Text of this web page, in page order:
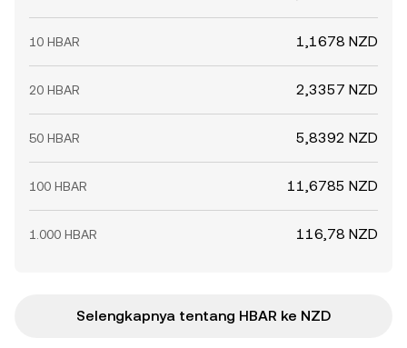
10 HBAR 1,1678 NZD
20 HBAR 2,3357 NZD
50 HBAR 5,8392 NZD
100 HBAR 11,6785 NZD
1.000 HBAR 116,78 NZD
Selengkapnya tentang HBAR ke NZD